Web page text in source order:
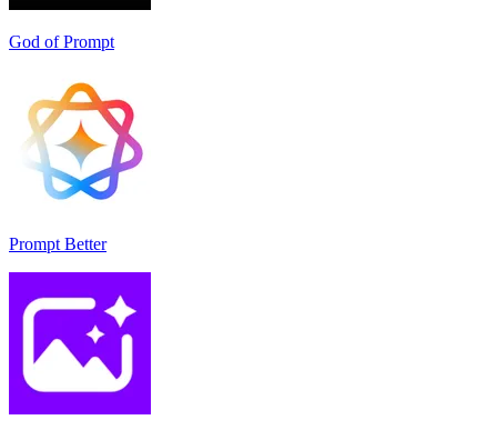
God of Prompt
Prompt Better